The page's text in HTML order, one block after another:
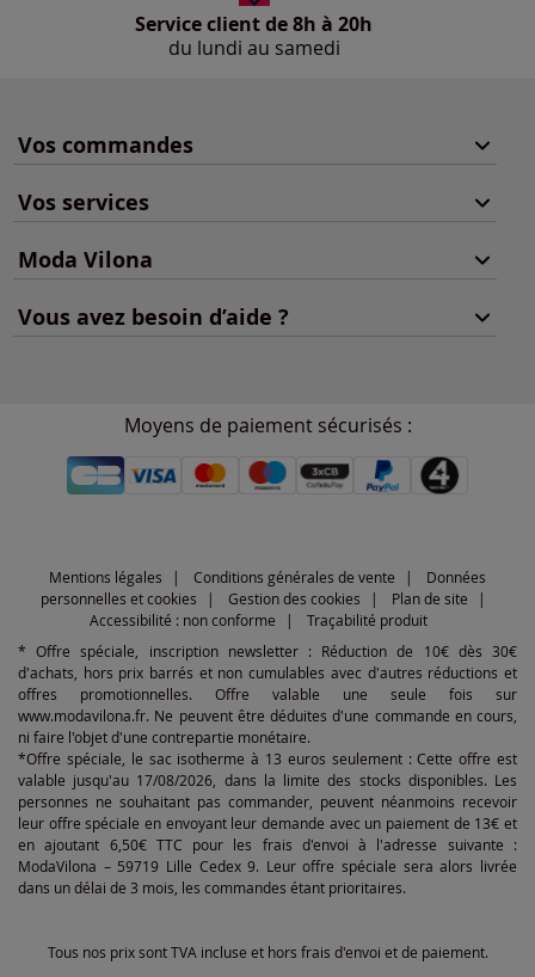
Service client de 8h à 20h
du lundi au samedi
Vos commandes
Vos services
Moda Vilona
Vous avez besoin d’aide ?
Moyens de paiement sécurisés :
Mentions légales Conditions générales de vente
Données
personnelles et cookies
Gestion des cookies
Plan de site
Accessibilité : non conforme
Traçabilité produit
* Offre spéciale, inscription newsletter : Réduction de 10€ dès 30€
d'achats, hors prix barrés et non cumulables avec d'autres réductions et
offres promotionnelles. Offre valable une seule fois sur
www.modavilona.fr. Ne peuvent être déduites d'une commande en cours,
ni faire l'objet d'une contrepartie monétaire.
*Offre spéciale, le sac isotherme à 13 euros seulement : Cette offre est
valable jusqu'au 17/08/2026, dans la limite des stocks disponibles. Les
personnes ne souhaitant pas commander, peuvent néanmoins recevoir
leur offre spéciale en envoyant leur demande avec un paiement de 13€ et
en ajoutant 6,50€ TTC pour les frais d'envoi à l'adresse suivante :
ModaVilona – 59719 Lille Cedex 9. Leur offre spéciale sera alors livrée
dans un délai de 3 mois, les commandes étant prioritaires.
Tous nos prix sont TVA incluse et hors frais d'envoi et de paiement.